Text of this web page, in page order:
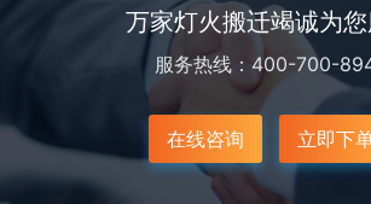
万家灯火搬迁竭诚为
服务热线：400-700-
在线咨询 立即下